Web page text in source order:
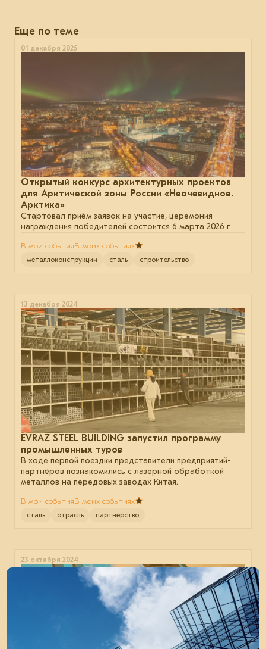
Еще по теме
01 декабря 2025
Открытый конкурс архитектурных проектов
для Арктической зоны России «Неочевидное.
Арктика»
Стартовал приём заявок на участие, церемония
награждения победителей состоится 6 марта 2026 г.
В мои событияВ моих событиях
металлоконструкции сталь строительство
13 декабря 2024
EVRAZ STEEL BUILDING запустил программу
промышленных туров
В ходе первой поездки представители предприятий-
партнёров познакомились с лазерной обработкой
металлов на передовых заводах Китая.
В мои событияВ моих событиях
сталь отрасль партнёрство
23 октября 2024